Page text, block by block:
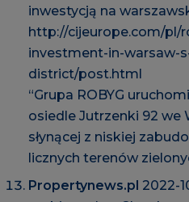
inwestycją na
http://cijeurope.com/pl/
investment-in-warsaw-
district/post.html
“Grupa ROBYG
osiedle Jutrzenki 92 we
słynącej z niskiej
licznych terenów
Propertynews.pl 2022-